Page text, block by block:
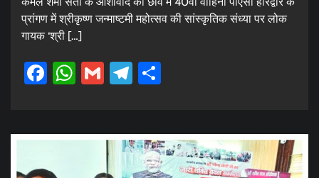
प्रांगण में श्रीकृष्ण जन्माष्टमी महोत्सव की सांस्कृतिक संध्या पर लोक
गायक ‘श्री […]
Facebook
WhatsApp
GmailTelegram